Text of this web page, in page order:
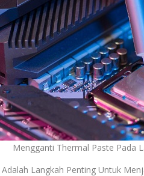
Mengganti Thermal Paste Pada
Adalah Langkah Penting Untuk